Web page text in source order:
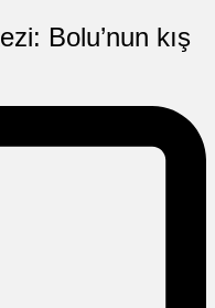
Bolu’nun kış